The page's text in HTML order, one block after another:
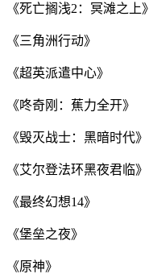
《死亡搁浅2：冥滩之上》
《三角洲行动》
《超英派遣中心》
《咚奇刚：蕉力全开》
《毁灭战士：黑暗时代》
《艾尔登法环黑夜君临》
《最终幻想14》
《堡垒之夜》
《原神》